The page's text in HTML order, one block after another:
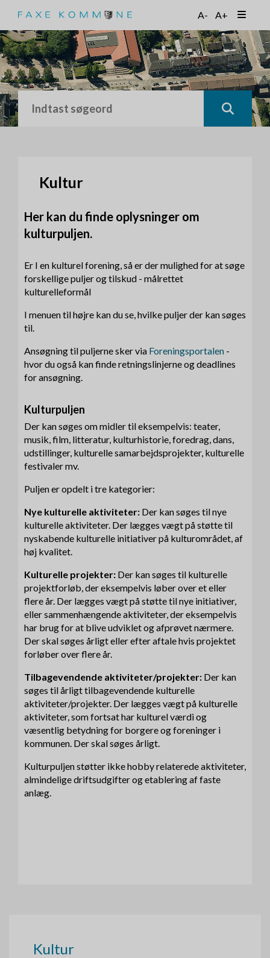
t
i
l
h
o
v
e
d
A- A+
Kultur
Her kan du finde oplysninger om
kulturpuljen.
Er I en kulturel forening, så er der mulighed for at søge
forskellige puljer og tilskud - målrettet
kulturelleformål
I menuen til højre kan du se, hvilke puljer der kan søges
til.
Ansøgning til puljerne sker via Foreningsportalen -
hvor du også kan finde retningslinjerne og deadlines
for ansøgning.
Kulturpuljen
Der kan søges om midler til eksempelvis: teater,
musik, film, litteratur, kulturhistorie, foredrag, dans,
udstillinger, kulturelle samarbejdsprojekter, kulturelle
festivaler mv.
Puljen er opdelt i tre kategorier:
Nye kulturelle aktiviteter: Der kan søges til nye
kulturelle aktiviteter. Der lægges vægt på støtte til
nyskabende kulturelle initiativer på kulturområdet, af
høj kvalitet.
Kulturelle projekter: Der kan søges til kulturelle
projektforløb, der eksempelvis løber over et eller
flere år. Der lægges vægt på støtte til nye initiativer,
eller sammenhængende aktiviteter, der eksempelvis
har brug for at blive udviklet og afprøvet nærmere.
Der skal søges årligt eller efter aftale hvis projektet
forløber over flere år.
Tilbagevendende aktiviteter/projekter: Der kan
søges til årligt tilbagevendende kulturelle
aktiviteter/projekter. Der lægges vægt på kulturelle
aktiviteter, som fortsat har kulturel værdi og
væsentlig betydning for borgere og foreninger i
kommunen. Der skal søges årligt.
Kulturpuljen støtter ikke hobby relaterede aktiviteter,
almindelige driftsudgifter og etablering af faste
anlæg.
Kultur